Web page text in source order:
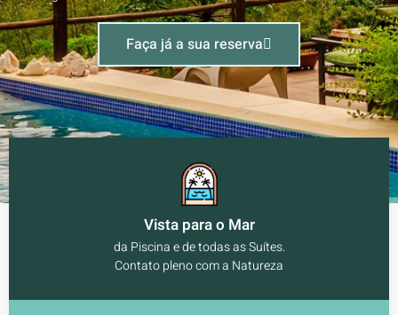
Faça já a sua reserva
Vista para o Mar
da Piscina e de todas as Suítes.
Contato pleno com a Natureza